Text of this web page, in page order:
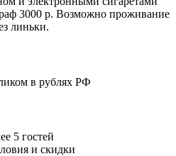
3000 р. Возможно проживание
линьки.
в рублях РФ
5 гостей
и скидки